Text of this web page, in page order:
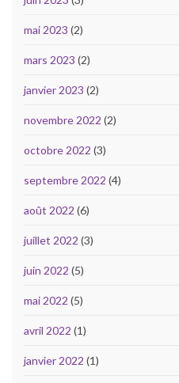
mai 2023 (2)
mars 2023 (2)
janvier 2023 (2)
novembre 2022 (2)
octobre 2022 (3)
septembre 2022 (4)
août 2022 (6)
juillet 2022 (3)
juin 2022 (5)
mai 2022 (5)
avril 2022 (1)
janvier 2022 (1)